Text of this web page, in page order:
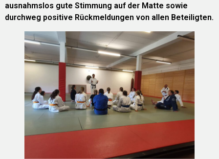
ausnahmslos gute Stimmung auf der Matte sowie
durchweg positive Rückmeldungen von allen Beteiligten.